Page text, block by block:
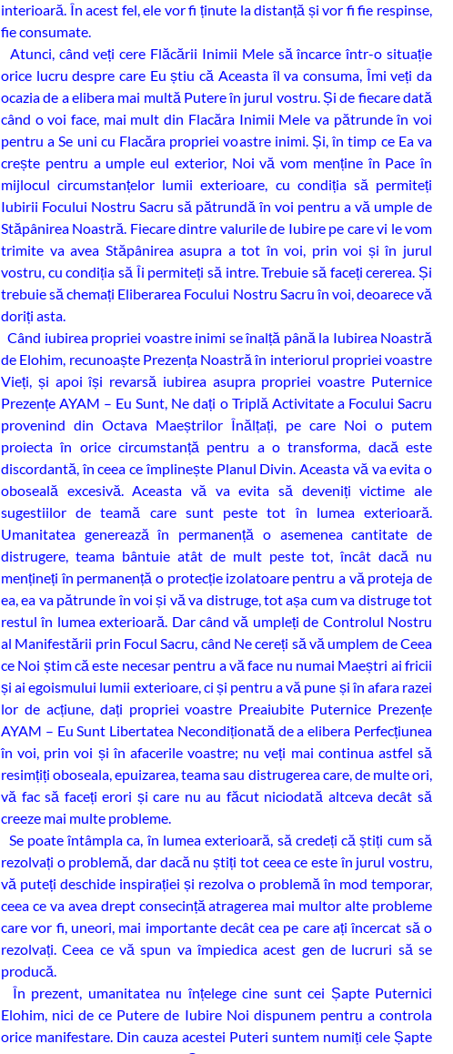
interioară. În acest fel, ele vor fi ținute la distanță și vor fi fie respinse,
fie consumate.
Atunci, când veți cere Flăcării Inimii Mele să încarce într-o situație
orice lucru despre care Eu știu că Aceasta îl va consuma, Îmi veți da
ocazia de a elibera mai multă Putere în jurul vostru. Și de fiecare dată
când o voi face, mai mult din Flacăra Inimii Mele va pătrunde în voi
pentru a Se uni cu Flacăra propriei voastre inimi. Și, în timp ce Ea va
crește pentru a umple eul exterior, Noi vă vom menține în Pace în
mijlocul circumstanțelor lumii exterioare, cu condiția să permiteți
Iubirii Focului Nostru Sacru să pătrundă în voi pentru a vă umple de
Stăpânirea Noastră. Fiecare dintre valurile de Iubire pe care vi le vom
trimite va avea Stăpânirea asupra a tot în voi, prin voi și în jurul
vostru, cu condiția să Îi permiteți să intre. Trebuie să faceți cererea. Și
trebuie să chemați Eliberarea Focului Nostru Sacru în voi, deoarece vă
doriți asta.
Când iubirea propriei voastre inimi se înalță până la Iubirea Noastră
de Elohim, recunoaște Prezența Noastră în interiorul propriei voastre
Vieți, și apoi își revarsă iubirea asupra propriei voastre Puternice
Prezențe AYAM – Eu Sunt, Ne dați o Triplă Activitate a Focului Sacru
provenind din Octava Maeștrilor Înălțați, pe care Noi o putem
proiecta în orice circumstanță pentru a o transforma, dacă este
discordantă, în ceea ce împlinește Planul Divin. Aceasta vă va evita o
oboseală excesivă. Aceasta vă va evita să deveniți victime ale
sugestiilor de teamă care sunt peste tot în lumea exterioară.
Umanitatea generează în permanență o asemenea cantitate de
distrugere, teama bântuie atât de mult peste tot, încât dacă nu
mențineți în permanență o protecție izolatoare pentru a vă proteja de
ea, ea va pătrunde în voi și vă va distruge, tot așa cum va distruge tot
restul în lumea exterioară. Dar când vă umpleți de Controlul Nostru
al Manifestării prin Focul Sacru, când Ne cereți să vă umplem de Ceea
ce Noi știm că este necesar pentru a vă face nu numai Maeștri ai fricii
și ai egoismului lumii exterioare, ci și pentru a vă pune și în afara razei
lor de acțiune, dați propriei voastre Preaiubite Puternice Prezențe
AYAM – Eu Sunt Libertatea Necondiționată de a elibera Perfecțiunea
în voi, prin voi și în afacerile voastre; nu veți mai continua astfel să
resimțiți oboseala, epuizarea, teama sau distrugerea care, de multe ori,
vă fac să faceți erori și care nu au făcut niciodată altceva decât să
creeze mai multe probleme.
Se poate întâmpla ca, în lumea exterioară, să credeți că știți cum să
rezolvați o problemă, dar dacă nu știți tot ceea ce este în jurul vostru,
vă puteți deschide inspirației și rezolva o problemă în mod temporar,
ceea ce va avea drept consecință atragerea mai multor alte probleme
care vor fi, uneori, mai importante decât cea pe care ați încercat să o
rezolvați. Ceea ce vă spun va împiedica acest gen de lucruri să se
producă.
În prezent, umanitatea nu înțelege cine sunt cei Șapte Puternici
Elohim, nici de ce Putere de Iubire Noi dispunem pentru a controla
orice manifestare. Din cauza acestei Puteri suntem numiți cele Șapte